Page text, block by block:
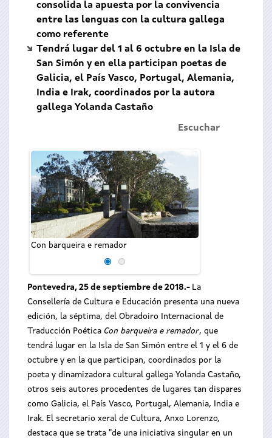
consolida la apuesta por la convivencia
entre las lenguas con la cultura gallega
como referente
Tendrá lugar del 1 al 6 octubre en la Isla de
San Simón y en ella participan poetas de
Galicia, el País Vasco, Portugal, Alemania,
India e Irak, coordinados por la autora
gallega Yolanda Castaño
Escuchar
Con barqueira e remador
Pontevedra, 25 de septiembre de 2018.- La
Consellería de Cultura e Educación presenta una nueva
edición, la séptima, del Obradoiro Internacional de
Traducción Poética Con barqueira e remador, que
tendrá lugar en la Isla de San Simón entre el 1 y el 6 de
octubre y en la que participan, coordinados por la
poeta y dinamizadora cultural gallega Yolanda Castaño,
otros seis autores procedentes de lugares tan dispares
como Galicia, el País Vasco, Portugal, Alemania, India e
Irak. El secretario xeral de Cultura, Anxo Lorenzo,
destaca que se trata "de una iniciativa singular en un